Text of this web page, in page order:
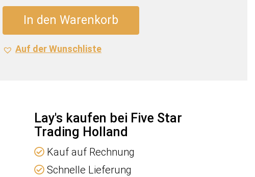
(10
x
In den Warenkorb
Auf der Wunschliste
Lay's kaufen bei Five Star
Trading Holland
Kauf auf Rechnung
Schnelle Lieferung